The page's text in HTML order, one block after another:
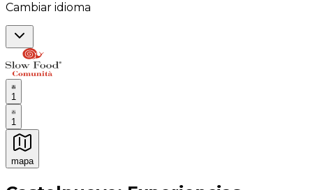
Cambiar idioma
1
1
mapa